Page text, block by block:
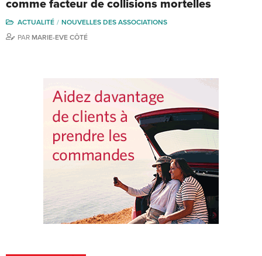
comme facteur de collisions mortelles
ACTUALITÉ
NOUVELLES DES ASSOCIATIONS
PAR MARIE-EVE CÔTÉ